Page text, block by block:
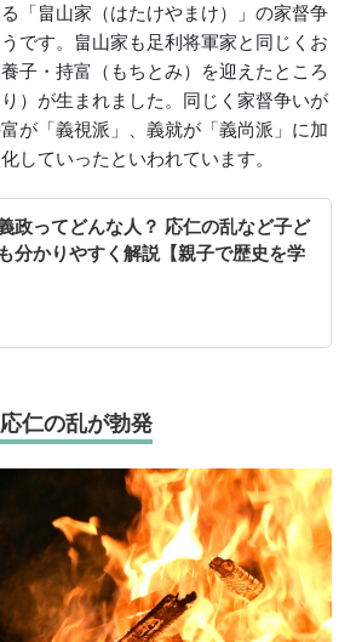
「畠山家（はたけやまけ）」の家督争
です。畠山家も足利将軍家と同じくお
子・持富（もちとみ）を迎えたところ
）が生まれました。同じく家督争いが
が「義視派」、義就が「義尚派」に加
していったといわれています。
政ってどんな人？ 応仁の乱など子ど
分かりやすく解説【親子で歴史を学
仁の乱が勃発